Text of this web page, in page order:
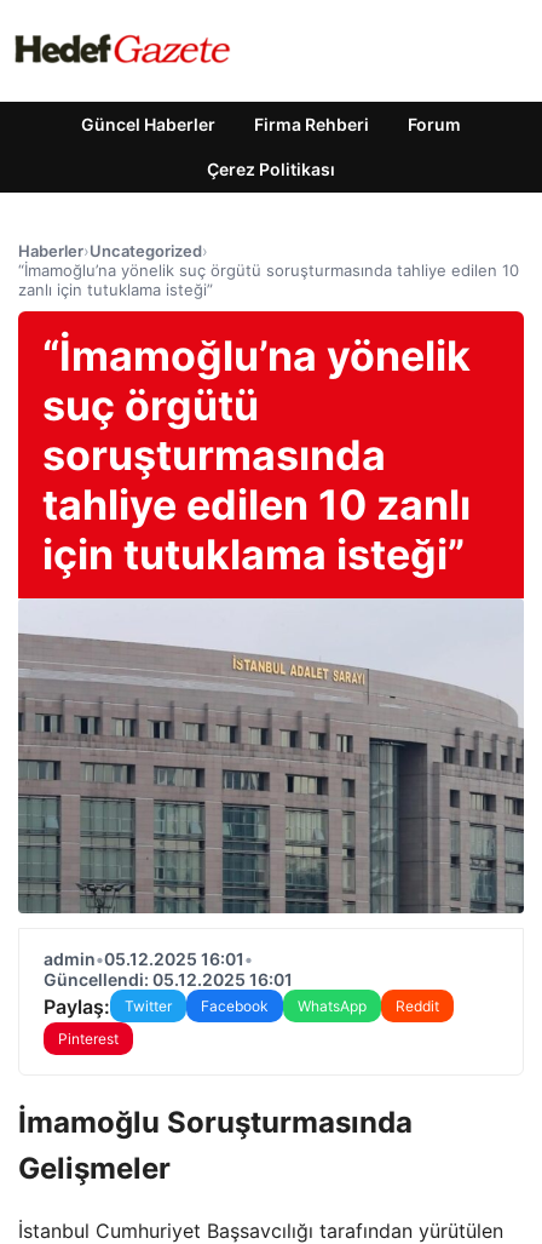
Güncel Haberler Firma Rehberi Forum
Çerez Politikası
Haberler›Uncategorized›
“İmamoğlu’na yönelik suç örgütü soruşturmasında tahliye edilen 10
zanlı için tutuklama isteği”
“İmamoğlu’na yönelik
suç örgütü
soruşturmasında
tahliye edilen 10 zanlı
için tutuklama isteği”
admin•05.12.2025 16:01•
Güncellendi: 05.12.2025 16:01
Paylaş: Twitter Facebook WhatsApp
Reddit
Pinterest
İmamoğlu Soruşturmasında
Gelişmeler
İstanbul Cumhuriyet Başsavcılığı tarafından yürütülen